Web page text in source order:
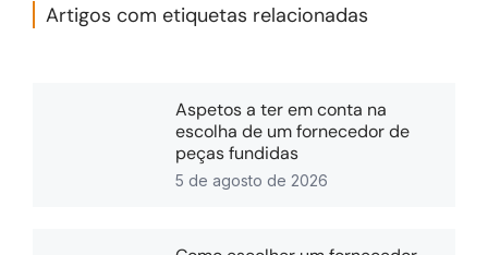
Artigos com etiquetas relacionadas
Aspetos a ter em conta na
escolha de um fornecedor de
peças fundidas
5 de agosto de 2026